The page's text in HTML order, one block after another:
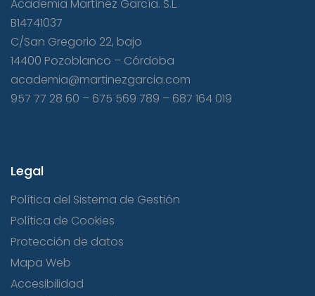
Academia Martínez García. S.L.
B14741037
C/San Gregorio 22, bajo
14400 Pozoblanco – Córdoba
academia@martinezgarcia.com
957 77 28 60 – 675 569 789 – 687 164 019
Legal
Política del Sistema de Gestión
Política de Cookies
Protección de datos
Mapa Web
Accesibilidad